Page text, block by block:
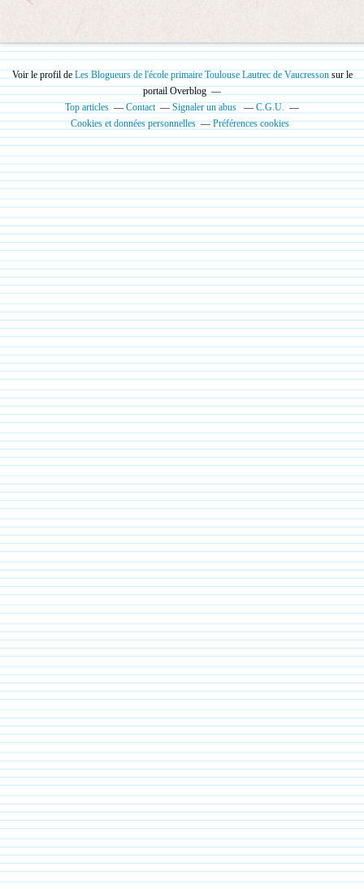
Voir le profil de Les Blogueurs de l'école primaire Toulouse Lautrec de Vaucressonsur le
portail Overblog
Top articles
Contact Signaler un abus
C.G.U.
Cookies et données personnelles
Préférences cookies